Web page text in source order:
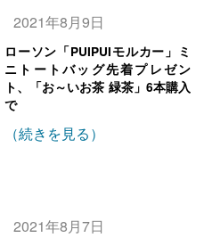
2021年8月9日
ローソン「PUIPUIモルカー」ミ
ニトートバッグ先着プレゼン
ト、「お～いお茶 緑茶」6本購入
で
（続きを見る）
2021年8月7日